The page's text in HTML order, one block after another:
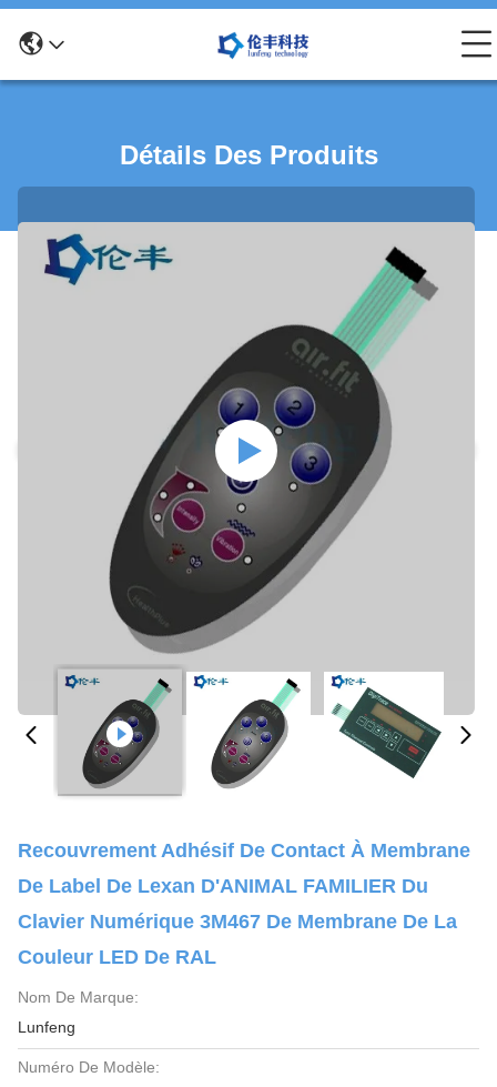
Détails Des Produits
Recouvrement Adhésif De Contact À Membrane
De Label De Lexan D'ANIMAL FAMILIER Du
Clavier Numérique 3M467 De Membrane De La
Couleur LED De RAL
Nom De Marque:
Lunfeng
Numéro De Modèle: